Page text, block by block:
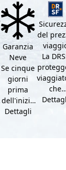
Garanzia
Neve
Se cinque
giorni
prima
dell'inizio
del suo
Dettagli
del
La
che